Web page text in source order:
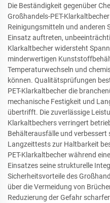
Die Beständigkeit gegenüber
Großhandels-PET-
Reinigungsmitteln und anderen
Einsatz auftreten,
Klarkaltbecher widersteht
minderwertigen
Temperaturwechseln und
können. Qualitätsprüfungen
PET-Klarkaltbecher die
mechanische Festigkeit und
übertrifft. Die zuverlässige
Klarkaltbechers verringert
Behälterausfälle und verbessert
Langzeittests zur Haltbarkeit
PET-Klarkaltbecher während
Einsatzes seine strukturelle
Sicherheitsvorteile des
über die Vermeidung von
Reduzierung der Gefahr